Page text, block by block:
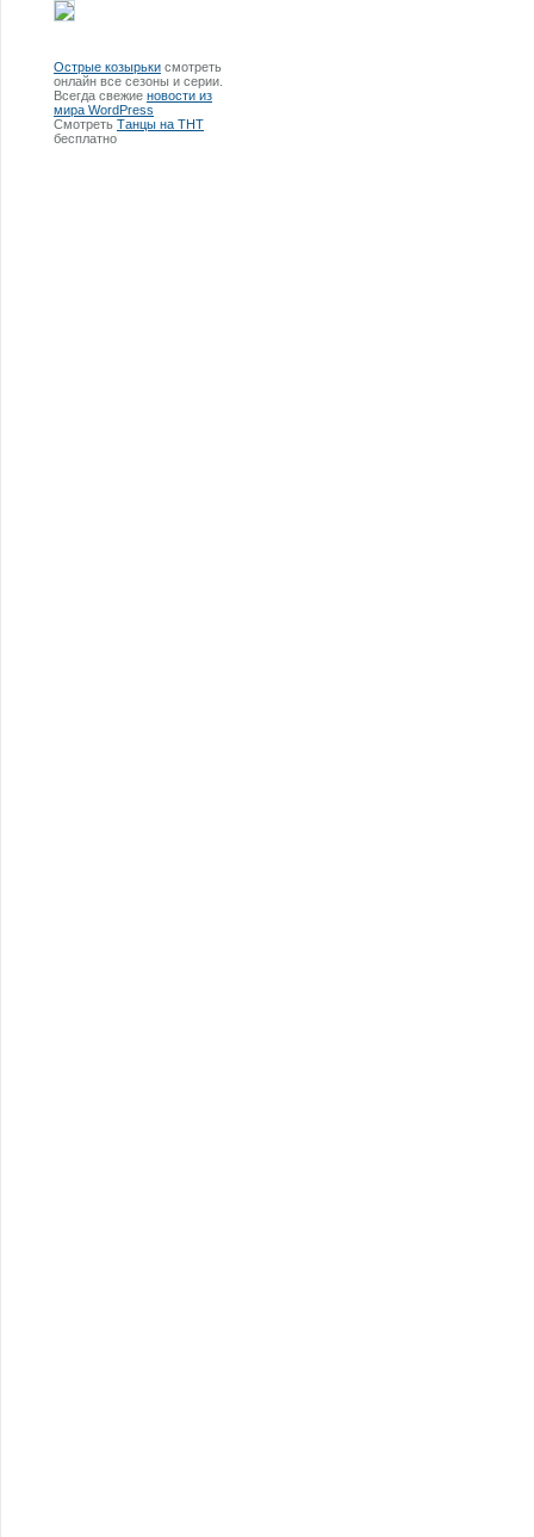
Острые козырьки смотреть
онлайн все сезоны и серии.
Всегда свежие новости из
мира WordPress
Смотреть Танцы на ТНТ
бесплатно